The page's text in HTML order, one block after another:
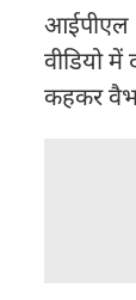
आईपीएल
वीड‍ियो
कहकर